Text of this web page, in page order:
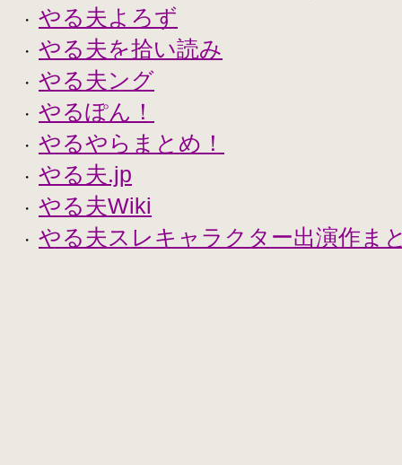
・ やる夫よろず
・ やる夫を拾い読み
・ やる夫ング
・ やるぽん！
・ やるやらまとめ！
・ やる夫.jp
・ やる夫Wiki
・ やる夫スレキャラクター出演作ま